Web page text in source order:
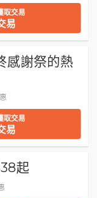
取交易
易
感謝祭的熱
取交易
易
起